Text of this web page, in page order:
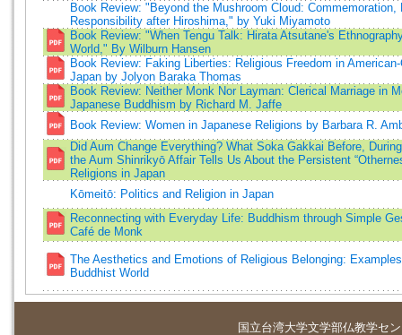
Book Review: "Beyond the Mushroom Cloud: Commemoration,
Responsibility after Hiroshima," by Yuki Miyamoto
Book Review: "When Tengu Talk: Hirata Atsutane's
World," By Wilburn Hansen
Book Review: Faking Liberties: Religious Freedom in
Japan by Jolyon Baraka Thomas
Book Review: Neither Monk Nor Layman: Clerical Marriage in
Japanese Buddhism by Richard M. Jaffe
Book Review: Women in Japanese Religions by Barbara R.
Did Aum Change Everything? What Soka Gakkai Before,
the Aum Shinrikyō Affair Tells Us About the Persistent
Religions in Japan
Kōmeitō: Politics and Religion in Japan
Reconnecting with Everyday Life: Buddhism through Simple
Café de Monk
The Aesthetics and Emotions of Religious Belonging:
Buddhist World
国立台湾大学文学部仏教学セ